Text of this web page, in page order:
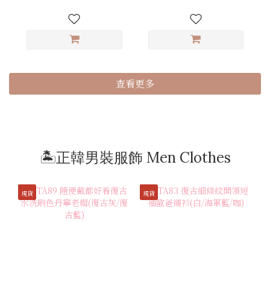
查看更多
🏝️正韓男裝服飾 Men Clothes
現貨 現貨